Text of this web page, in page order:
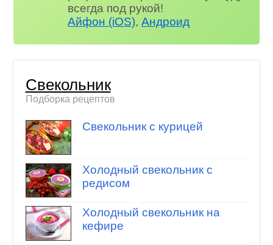
всегда под рукой!
Айфон (iOS),Андроид
Свекольник
Подборка рецептов
Свекольник с курицей
Холодный свекольник с
редисом
Холодный свекольник на
кефире